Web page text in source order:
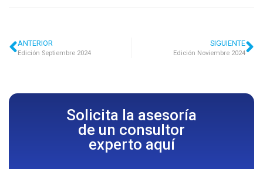
ANTERIOR
Edición Septiembre 2024
SIGUIENTE
Edición Noviembre 2024
Solicita la asesoría
de un consultor
experto aquí